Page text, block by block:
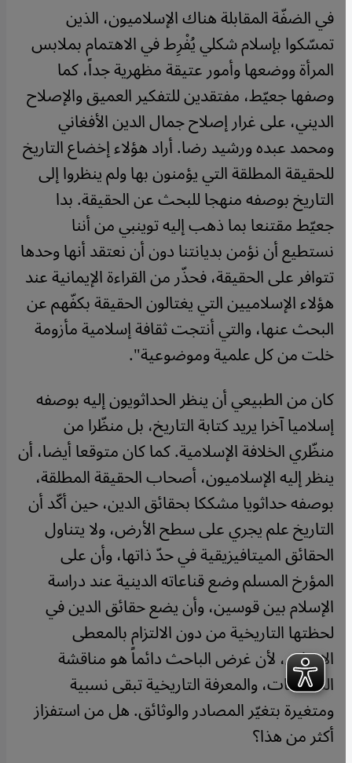
في الضفّة المقابلة هناك الإسلاميون، الذين
تمسّكوا بإسلام شكلي يُفْرِط في الاهتمام بملابس
المرأة ووضعها وأمور عتيقة مظهرية جداً، كما
وصفها جعيّط، مفتقدين للتفكير العميق والإصلاح
الديني، على غرار إصلاح جمال الدين الأفغاني
ومحمد عبده ورشيد رضا. أراد هؤلاء إخضاع التاريخ
للحقيقة المطلقة التي يؤمنون بها ولم ينظروا إلى
التاريخ بوصفه منهجا للبحث عن الحقيقة. بدا
جعيّط مقتنعا بما ذهب إليه توينبي من أننا
نستطيع أن نؤمن بديانتنا دون أن نعتقد أنها وحدها
تتوافر على الحقيقة، فحذّر من القراءة الإيمانية عند
هؤلاء الإسلاميين التي يغتالون الحقيقة بكفّهم عن
البحث عنها، والتي أنتجت ثقافة إسلامية مأزومة
خلت من كل علمية وموضوعية".
كان من الطبيعي أن ينظر الحداثويون إليه بوصفه
إسلاميا آخرا يريد كتابة التاريخ، بل منظّرا من
منظّري الخلافة الإسلامية. كما كان متوقعا أيضا، أن
ينظر إليه الإسلاميون، أصحاب الحقيقة المطلقة،
بوصفه حداثويا مشككا بحقائق الدين، حين أكّد أن
التاريخ علم يجري على سطح الأرض، ولا يتناول
الحقائق الميتافيزيقية في حدّ ذاتها، وأن على
المؤرخ المسلم وضع قناعاته الدينية عند دراسة
الإسلام بين قوسين، وأن يضع حقائق الدين في
لحظتها التاريخية من دون الالتزام بالمعطى
الإيماني، لأن غرض الباحث دائماً هو مناقشة
المسلمات، والمعرفة التاريخية تبقى نسبية
ومتغيرة بتغيّر المصادر والوثائق. هل من استفزاز
أكثر من هذا؟